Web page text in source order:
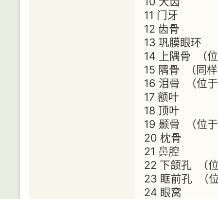
11 门牙
12 齿骨
13 巩膜眼环
14 上隅骨 （
15 隅骨 （同
16 泪骨 （位
17 额叶
18 顶叶
19 颞骨 （位
20 枕骨
21 鼻腔
22 下颌孔 （
23 眶前孔 （
24 眼窝